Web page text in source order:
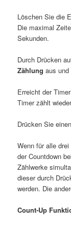
Löschen Sie die
Die maximal
Sekunden.
Durch Drücken
Zählung aus und
Erreicht der
Timer zählt
Drücken Sie
Wenn für alle
der Countdown
Zählwerke
dieser durch
werden. Die
Count-Up